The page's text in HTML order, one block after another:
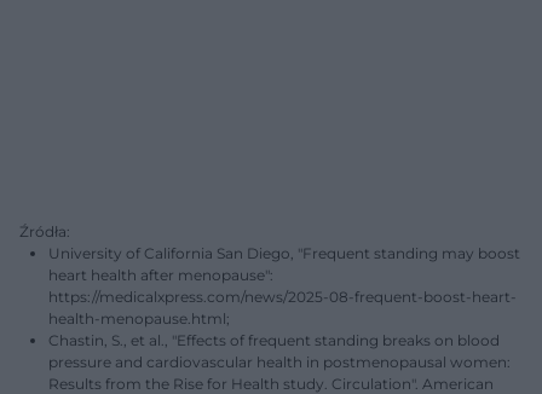
Źródła:
University of California San Diego, "Frequent standing may boost
heart health after menopause":
https://medicalxpress.com/news/2025-08-frequent-boost-heart-
health-menopause.html;
Chastin, S., et al., "Effects of frequent standing breaks on blood
pressure and cardiovascular health in postmenopausal women:
Results from the Rise for Health study. Circulation". American